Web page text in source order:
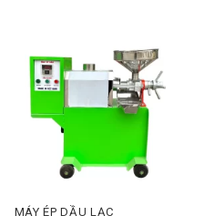
MÁY ÉP DẦU LẠC